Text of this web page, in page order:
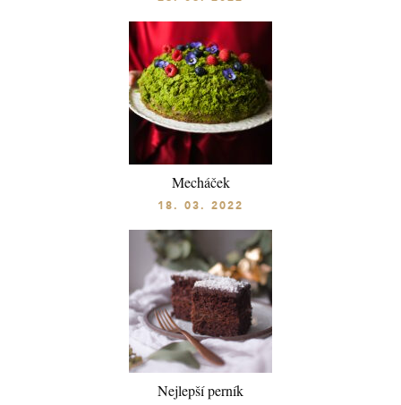
Mecháček
18. 03. 2022
Nejlepší perník